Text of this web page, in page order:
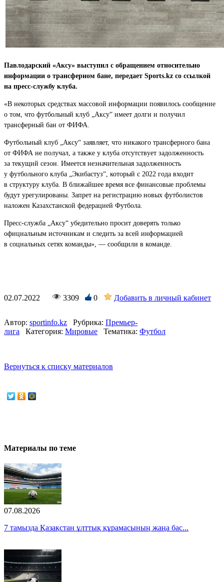
Павлодарский «Аксу» выступил с обращением относительно
информации о трансферном бане, передает Sports.kz со ссылкой
на пресс-службу клуба.
«В некоторых средствах массовой информации появилось сообщение
о том, что футбольный клуб „Аксу“ имеет долги и получил
трансферный бан от ФИФА.
Футбольный клуб „Аксу“ заявляет, что никакого трансферного бана
от ФИФА не получал, а также у клуба отсутствует задолженность
за текущий сезон. Имеется незначительная задолженность
у футбольного клуба „Экибастуз“, который с 2022 года входит
в структуру клуба. В ближайшее время все финансовые проблемы
будут урегулированы. Запрет на регистрацию новых футболистов
наложен Казахстанской федерацией Футбола.
Пресс-служба „Аксу“ убедительно просит доверять только
официальным источникам и следить за всей информацией
в социальных сетях команды», — сообщили в команде.
02.07.2022 3309 0 Добавить в личный кабинет
Автор: sportinfo.kz Рубрика: Премьер-
лига
Категория: Мировые Тематика: Футбол
Вернуться к списку материалов
Материалы по теме
07.08.2026
7 тамызда Қазақстан ұлттық құрамасының жаңа бас...